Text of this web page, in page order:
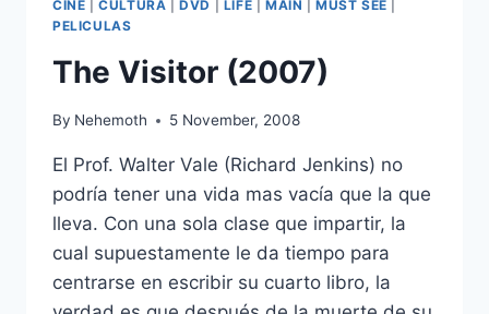
CINE |CULTURA |DVD LIFE MAIN |MUST SEE
PELICULAS
The Visitor (2007)
By Nehemoth 5 November, 2008
El Prof. Walter Vale (Richard Jenkins) no
podría tener una vida mas vacía que la que
lleva. Con una sola clase que impartir, la
cual supuestamente le da tiempo para
centrarse en escribir su cuarto libro, la